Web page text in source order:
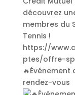
🔥Événement
rendez-vous